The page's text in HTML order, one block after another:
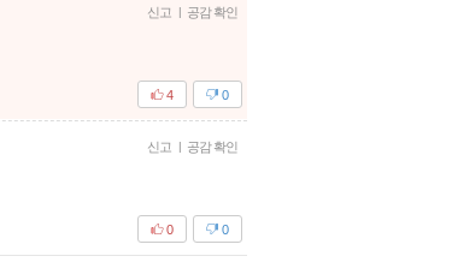
신고 | 공감 확인
0
4
신고 | 공감 확인
0
0